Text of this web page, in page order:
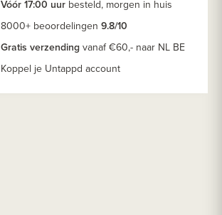
Vóór 17:00 uur besteld, morgen in huis
8000+ beoordelingen 9.8/10
Gratis verzending vanaf €60,- naar NL BE
Koppel je Untappd account